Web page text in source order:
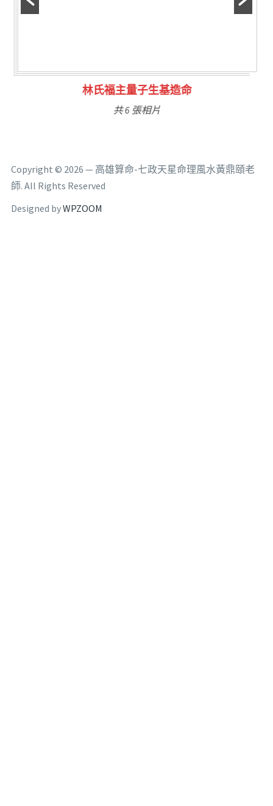
林氏福主量子生基造命
共 6 張相片
Copyright © 2026 — 高雄算命-七政天星命理風水黃鼎頤老
師. All Rights Reserved
Designed byWPZOOM